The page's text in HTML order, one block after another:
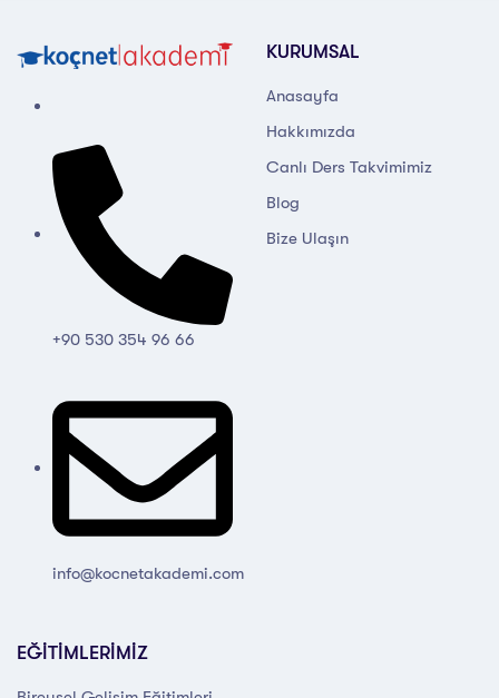
+90 530 354 96 66
info@kocnetakademi.com
KURUMSAL
Anasayfa
Hakkımızda
Canlı Ders Takvimimiz
Blog
Bize Ulaşın
EĞİTİMLERİMİZ